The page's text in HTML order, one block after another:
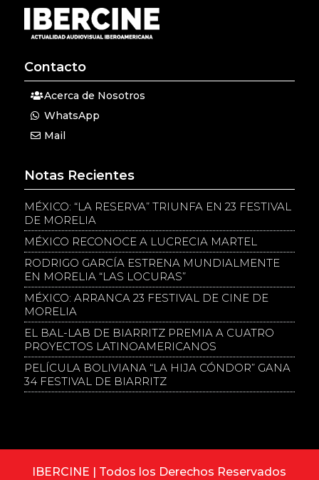
Contacto
Acerca de Nosotros
WhatsApp
Mail
Notas Recientes
MÉXICO: “LA RESERVA” TRIUNFA EN 23 FESTIVAL
DE MORELIA
MÉXICO RECONOCE A LUCRECIA MARTEL
RODRIGO GARCÍA ESTRENA MUNDIALMENTE
EN MORELIA “LAS LOCURAS”
MÉXICO: ARRANCA 23 FESTIVAL DE CINE DE
MORELIA
EL BAL-LAB DE BIARRITZ PREMIA A CUATRO
PROYECTOS LATINOAMERICANOS
PELÍCULA BOLIVIANA “LA HIJA CÓNDOR” GANA
34 FESTIVAL DE BIARRITZ
IBERCINE | Todos los Derechos Reservados